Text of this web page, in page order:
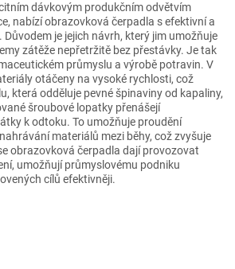
dávkovým produkčním odvětvím
nabízí obrazovková čerpadla s efektivní a
je jejich návrh, který jim umožňuje
zátěže nepřetržitě bez přestávky. Je tak
průmyslu a výrobě potravin. V
otáčeny na vysoké rychlosti, což
která odděluje pevné špinaviny od kapaliny,
šroubové lopatky přenášejí
k odtoku. To umožňuje proudění
materiálů mezi běhy, což zvyšuje
obrazovková čerpadla dají provozovat
umožňují průmyslovému podniku
cílů efektivněji.